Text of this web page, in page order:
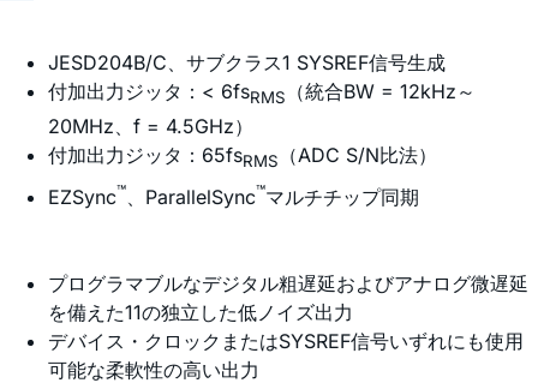
JESD204B/C、サブクラス1 SYSREF信号生成
付加出力ジッタ：< 6fsRMS
（統合BW = 12kHz～
20MHz、f = 4.5GHz）
付加出力ジッタ：65fsRMS
（ADC S/N比法）
EZSync™ 、ParallelSync™マルチチップ同期
プログラマブルなデジタル粗遅延およびアナログ微遅延
を備えた11の独立した低ノイズ出力
デバイス・クロックまたはSYSREF信号いずれにも使用
可能な柔軟性の高い出力